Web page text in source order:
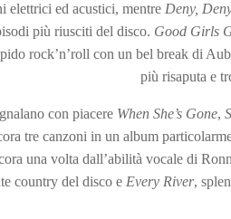
elettrici ed acustici, mentre Deny,
più riusciti del disco. Good Girls
rock’n’roll con un bel break di
più risaputa e
con piacere When She’s Gone,
tre canzoni in un album
una volta dall’abilità vocale di
country del disco e Every River,